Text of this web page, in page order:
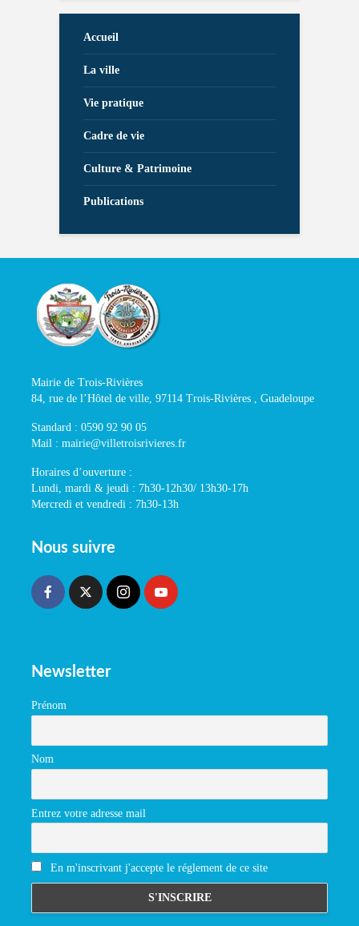
Accueil
La ville
Vie pratique
Cadre de vie
Culture & Patrimoine
Publications
Mairie de Trois-Rivières
84, rue de l’Hôtel de ville, 97114 Trois-Rivières , Guadeloupe
Standard : 0590 92 90 05
Mail : mairie@villetroisrivieres.fr
Horaires d’ouverture :
Lundi, mardi & jeudi : 7h30-12h30/ 13h30-17h
Mercredi et vendredi : 7h30-13h
Nous suivre
Newsletter
Prénom
Nom
Entrez votre adresse mail
En m'inscrivant j'accepte le réglement de ce site